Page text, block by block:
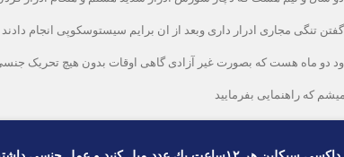
تنگی مجاری ادرار داری وبعد از ان برایم سیستوسکوپی انجام
دو ماه هست که بصورت غیر آزادی گاهی اوقات بدون هیچ تحریک
که راهنمایی بفرمایید